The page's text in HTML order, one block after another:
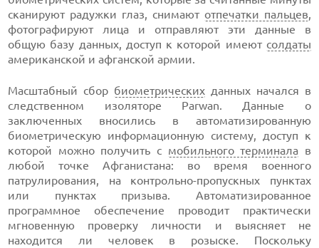
сканируют радужки глаз, снимают отпечатки пальцев,
фотографируют лица и отправляют эти данные в
общую базу данных, доступ к которой имеют солдаты
американской и афганской армии.
Масштабный сбор биометрических данных начался в
следственном изоляторе Parwan. Данные о
заключенных вносились в автоматизированную
биометрическую информационную систему, доступ к
которой можно получить с мобильного терминала в
любой точке Афганистана: во время военного
патрулирования, на контрольно-пропускных пунктах
или пунктах призыва. Автоматизированное
программное обеспечение проводит практически
мгновенную проверку личности и выясняет не
находится ли человек в розыске. Поскольку